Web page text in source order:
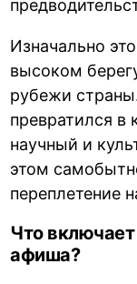
Изначально
высоком
рубежи
превратился
научный и
этом
переплетение
Что
афиша?